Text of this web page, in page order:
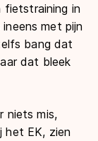
fietstraining in
met pijn
bang dat
dat bleek
niets mis,
het EK, zien